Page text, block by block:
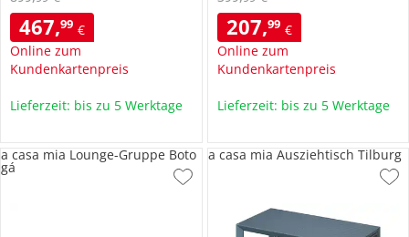
467,99 €
Online zum
Kundenkartenpreis
Lieferzeit: bis zu 5 Werktage
207,99 €
Online zum
Kundenkartenpreis
Lieferzeit: bis zu 5 Werktage
a casa mia Lounge-Gruppe Boto
gá
a casa mia Ausziehtisch Tilburg